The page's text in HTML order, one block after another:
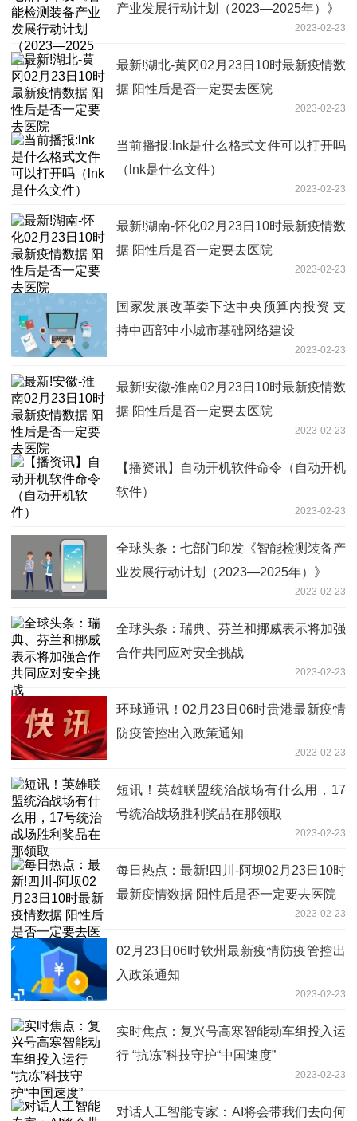
产业发展行动计划（2023—2025年）》
2023-02-23
最新!湖北-黄冈02月23日10时最新疫情数
据 阳性后是否一定要去医院
2023-02-23
当前播报:lnk是什么格式文件可以打开吗
（lnk是什么文件）
2023-02-23
最新!湖南-怀化02月23日10时最新疫情数
据 阳性后是否一定要去医院
2023-02-23
国家发展改革委下达中央预算内投资 支
持中西部中小城市基础网络建设
2023-02-23
最新!安徽-淮南02月23日10时最新疫情数
据 阳性后是否一定要去医院
2023-02-23
【播资讯】自动开机软件命令（自动开机
软件）
2023-02-23
全球头条：七部门印发《智能检测装备产
业发展行动计划（2023—2025年）》
2023-02-23
全球头条：瑞典、芬兰和挪威表示将加强
合作共同应对安全挑战
2023-02-23
环球通讯！02月23日06时贵港最新疫情
防疫管控出入政策通知
2023-02-23
短讯！英雄联盟统治战场有什么用，17
号统治战场胜利奖品在那领取
2023-02-23
每日热点：最新!四川-阿坝02月23日10时
最新疫情数据 阳性后是否一定要去医院
2023-02-23
02月23日06时钦州最新疫情防疫管控出
入政策通知
2023-02-23
实时焦点：复兴号高寒智能动车组投入运
行 “抗冻”科技守护“中国速度”
2023-02-23
对话人工智能专家：AI将会带我们去向何